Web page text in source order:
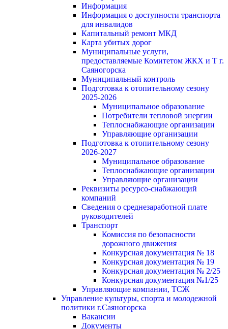
Информация
Информация о доступности транспорта
для инвалидов
Капитальный ремонт МКД
Карта убитых дорог
Муниципальные услуги,
предоставляемые Комитетом ЖКХ и Т г.
Саяногорска
Муниципальный контроль
Подготовка к отопительному сезону
2025-2026
Муниципальное образование
Потребители тепловой энергии
Теплоснабжающие организации
Управляющие организации
Подготовка к отопительному сезону
2026-2027
Муниципальное образование
Теплоснабжающие организации
Управляющие организации
Реквизиты ресурсо-снабжающий
компаний
Сведения о среднезаработной плате
руководителей
Транспорт
Комиссия по безопасности
дорожного движения
Конкурсная документация № 18
Конкурсная документация № 19
Конкурсная документация № 2/25
Конкурсная документация №1/25
Управляющие компании, ТСЖ
Управление культуры, спорта и молодежной
политики г.Саяногорска
Вакансии
Документы